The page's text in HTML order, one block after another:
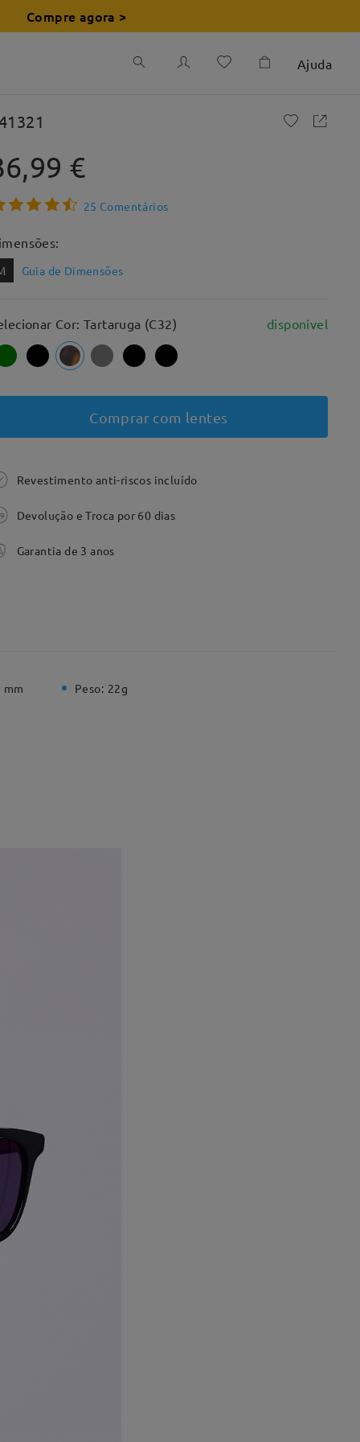
Compre agora >
Ajuda
€
25 Comentários
Guia de Dimensões
Cor: Tartaruga (C32) disponível
Comprar com lentes
Revestimento anti-riscos incluído
Devolução e Troca por 60 dias
Garantia de 3 anos
mm Peso: 22g